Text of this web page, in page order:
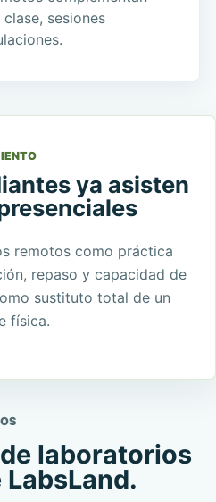
sesiones
ya asisten
remotos como práctica
repaso y capacidad de
sustituto total de un
física.
laboratorios